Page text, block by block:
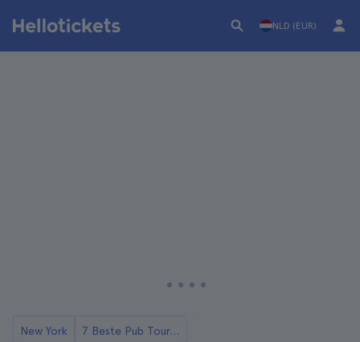
NLD (EUR)
New York 7 Beste Pub Tours in New York